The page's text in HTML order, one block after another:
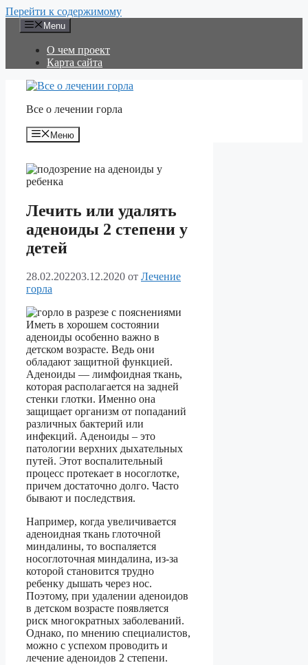
Перейти к содержимому
Menu
О чем проект
Карта сайта
Все о лечении горла
Меню
Лечить или удалять
аденоиды 2 степени у
детей
28.02.202203.12.2020 от Лечение
горла
Иметь в хорошем состоянии
аденоиды особенно важно в
детском возрасте. Ведь они
обладают защитной функцией.
Аденоиды — лимфоидная ткань,
которая располагается на задней
стенки глотки. Именно она
защищает организм от попаданий
различных бактерий или
инфекций. Аденоиды – это
патологии верхних дыхательных
путей. Этот воспалительный
процесс протекает в носоглотке,
причем достаточно долго. Часто
бывают и последствия.
Например, когда увеличивается
аденоидная ткань глоточной
миндалины, то воспаляется
носоглоточная миндалина, из-за
которой становится трудно
ребенку дышать через нос.
Поэтому, при удалении аденоидов
в детском возрасте появляется
риск многократных заболеваний.
Однако, по мнению специалистов,
можно с успехом проводить и
лечение аденоидов 2 степени.